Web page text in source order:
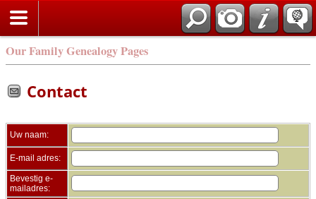
Our Family Genealogy Pages
Contact
Uw naam:
E-mail adres:
Bevestig e-
mailadres: